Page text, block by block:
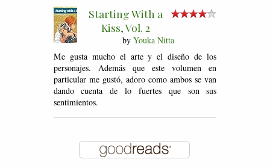
Starting With a
Kiss, Vol. 2
by Youka Nitta
Me gusta mucho el arte y el diseño de los
personajes. Además que este volumen en
particular me gustó, adoro como ambos se van
dando cuenta de lo fuertes que son sus
sentimientos.